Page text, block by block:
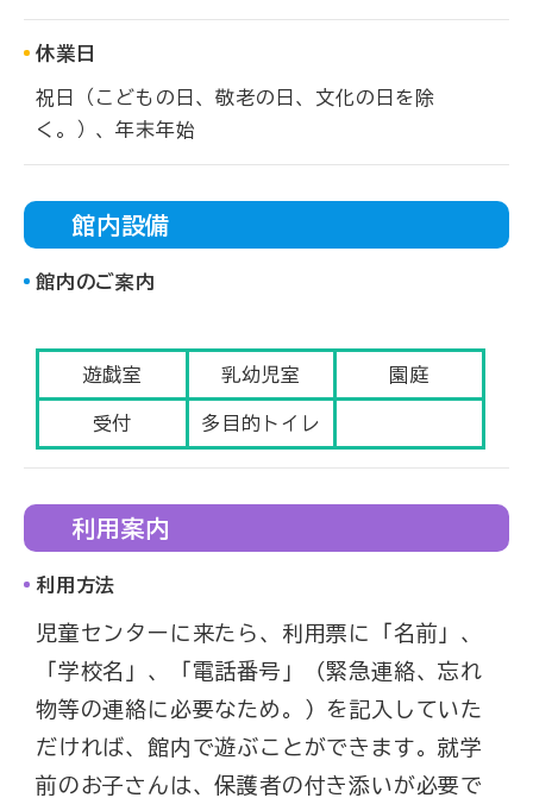
休業日
祝日（こどもの日、敬老の日、文化の日を除
く。）、年末年始
館内設備
館内のご案内
遊戯室 乳幼児室 園庭
受付 多目的トイレ
利用案内
利用方法
児童センターに来たら、利用票に「名前」、
「学校名」、「電話番号」（緊急連絡、忘れ
物等の連絡に必要なため。）を記入していた
だければ、館内で遊ぶことができます。就学
前のお子さんは、保護者の付き添いが必要で